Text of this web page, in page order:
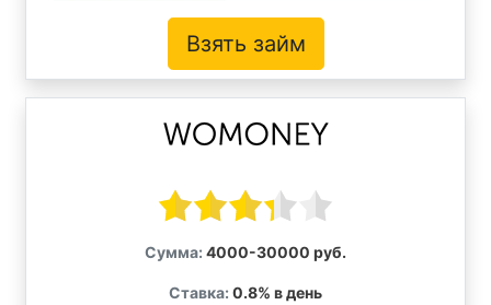
Взять займ
Сумма: 4000-30000 руб.
Ставка: 0.8% в день